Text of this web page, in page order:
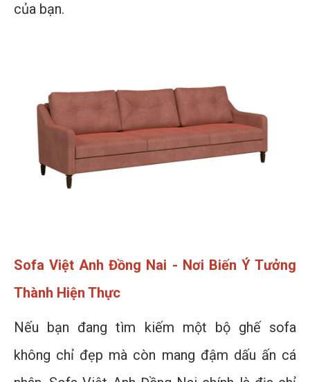
của bạn.
Sofa Việt Anh Đồng Nai - Nơi Biến Ý Tưởng
Thành Hiện Thực
Nếu bạn đang tìm kiếm một bộ ghế sofa
không chỉ đẹp mà còn mang đậm dấu ấn cá